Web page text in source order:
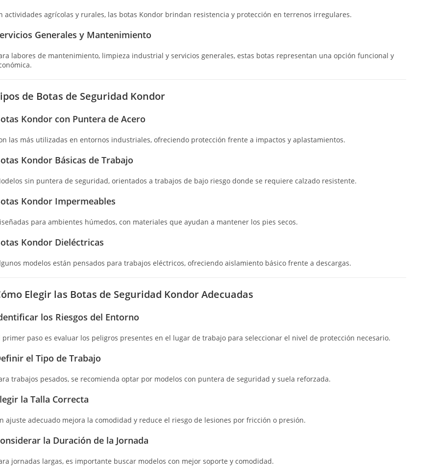
actividades agrícolas y rurales, las botas Kondor brindan resistencia y protección en terrenos irregulares.
Generales y Mantenimiento
labores de mantenimiento, limpieza industrial y servicios generales, estas botas representan una opción funcional y
de Botas de Seguridad Kondor
Kondor con Puntera de Acero
las más utilizadas en entornos industriales, ofreciendo protección frente a impactos y aplastamientos.
Kondor Básicas de Trabajo
sin puntera de seguridad, orientados a trabajos de bajo riesgo donde se requiere calzado resistente.
Kondor Impermeables
para ambientes húmedos, con materiales que ayudan a mantener los pies secos.
Kondor Dieléctricas
modelos están pensados para trabajos eléctricos, ofreciendo aislamiento básico frente a descargas.
Elegir las Botas de Seguridad Kondor Adecuadas
los Riesgos del Entorno
primer paso es evaluar los peligros presentes en el lugar de trabajo para seleccionar el nivel de protección necesario.
el Tipo de Trabajo
trabajos pesados, se recomienda optar por modelos con puntera de seguridad y suela reforzada.
la Talla Correcta
ajuste adecuado mejora la comodidad y reduce el riesgo de lesiones por fricción o presión.
la Duración de la Jornada
jornadas largas, es importante buscar modelos con mejor soporte y comodidad.